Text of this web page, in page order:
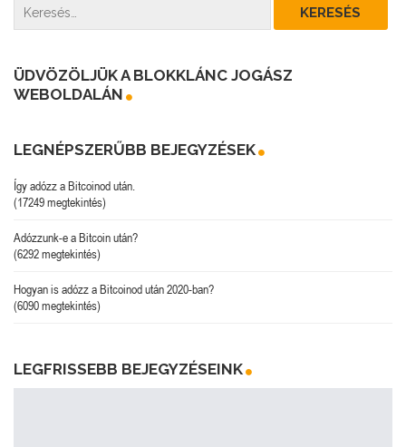
ÜDVÖZÖLJÜK A BLOKKLÁNC JOGÁSZ
WEBOLDALÁN
LEGNÉPSZERŰBB BEJEGYZÉSEK
Így adózz a Bitcoinod után.
(17249 megtekintés)
Adózzunk-e a Bitcoin után?
(6292 megtekintés)
Hogyan is adózz a Bitcoinod után 2020-ban?
(6090 megtekintés)
LEGFRISSEBB BEJEGYZÉSEINK